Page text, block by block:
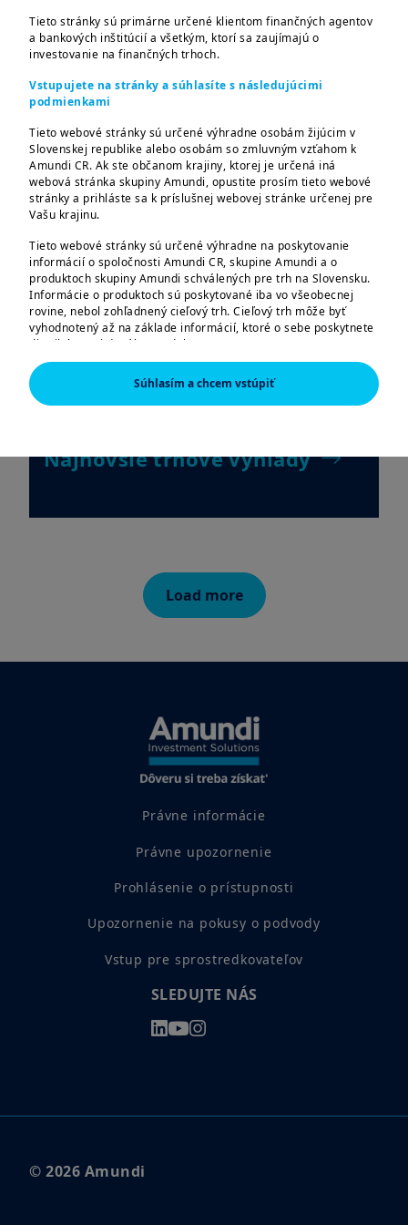
Tieto stránky sú primárne určené klientom finančných agentov
a bankových inštitúcií a všetkým, ktorí sa zaujímajú o
investovanie na finančných trhoch.
Vstupujete na stránky a súhlasíte s následujúcimi
podmienkami
Tieto webové stránky sú určené výhradne osobám žijúcim v
Slovenskej republike alebo osobám so zmluvným vzťahom k
Amundi CR. Ak ste občanom krajiny, ktorej je určená iná
webová stránka skupiny Amundi, opustite prosím tieto webové
stránky a prihláste sa k príslušnej webovej stránke určenej pre
Vašu krajinu.
Tieto webové stránky sú určené výhradne na poskytovanie
informácií o spoločnosti Amundi CR, skupine Amundi a o
produktoch skupiny Amundi schválených pre trh na Slovensku.
Informácie o produktoch sú poskytované iba vo všeobecnej
rovine, nebol zohľadnený cieľový trh. Cieľový trh môže byť
vyhodnotený až na základe informácií, ktoré o sebe poskytnete
distribútorovi daného produktu.
Informácie tu uvedené nemusia byť úplné, môžu sa postupom
času meniť a Amundi CR ich môže bez upozornenia kedykoľvek
aktualizovať.
Informácie obsiahnuté na týchto stránkach nie sú určené
S“ (Regulation S) Komisie pre cenné papiere a burzy podľa
obchodnú spoločnosť založenú alebo zapísanú podľa
amerických právnych predpisov. Ak ste „americkou osobou“,
nie ste oprávnení na tieto webové stránky vstupovať.
slovenskými právnymi predpismi a podmienkami prístupu k
ste sa s týmito podmienkami prístupu zoznámili a že s nimi
Súhlasím a chcem vstúpiť
Chcete sa
dozvedieť
ďalšie
informácie o
trhoch?
Zaujíma vás, čo sa aktuálne
deje na trhoch a nemalo by
uniknúť vašej pozornosti?
Aké môžu byť dopady
súčasnej ekonomickej
situácie na investorov?
Navštívte našu stránku
Najnovšie trhové výhľady
Load more
Právne informácie
Právne upozornenie
Prohlásenie o prístupnosti
Upozornenie na pokusy o podvody
Vstup pre sprostredkovateľov
SLEDUJTE NÁS
© 2026 Amundi